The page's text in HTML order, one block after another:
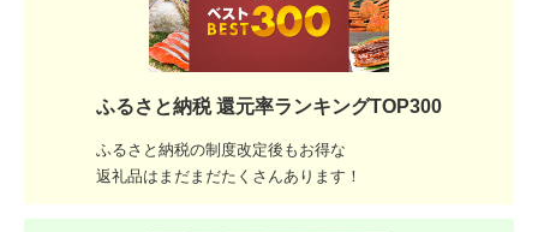
ふるさと納税 還元率ランキングTOP300
ふるさと納税の制度改定後もお得な
返礼品はまだまだたくさんあります！